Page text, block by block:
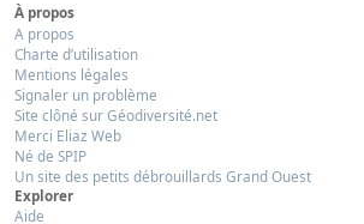
À propos
A propos
Charte d’utilisation
Mentions légales
Signaler un problème
Site clôné sur Géodiversité.net
Merci Eliaz Web
Né de SPIP
Un site des petits débrouillards Grand Ouest
Explorer
Aide